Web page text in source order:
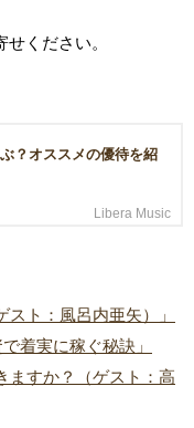
せください。
？オススメの優待を紹
Libera Music
ト：風呂内亜矢）」
着実に稼ぐ秘訣」
ますか？（ゲスト：高